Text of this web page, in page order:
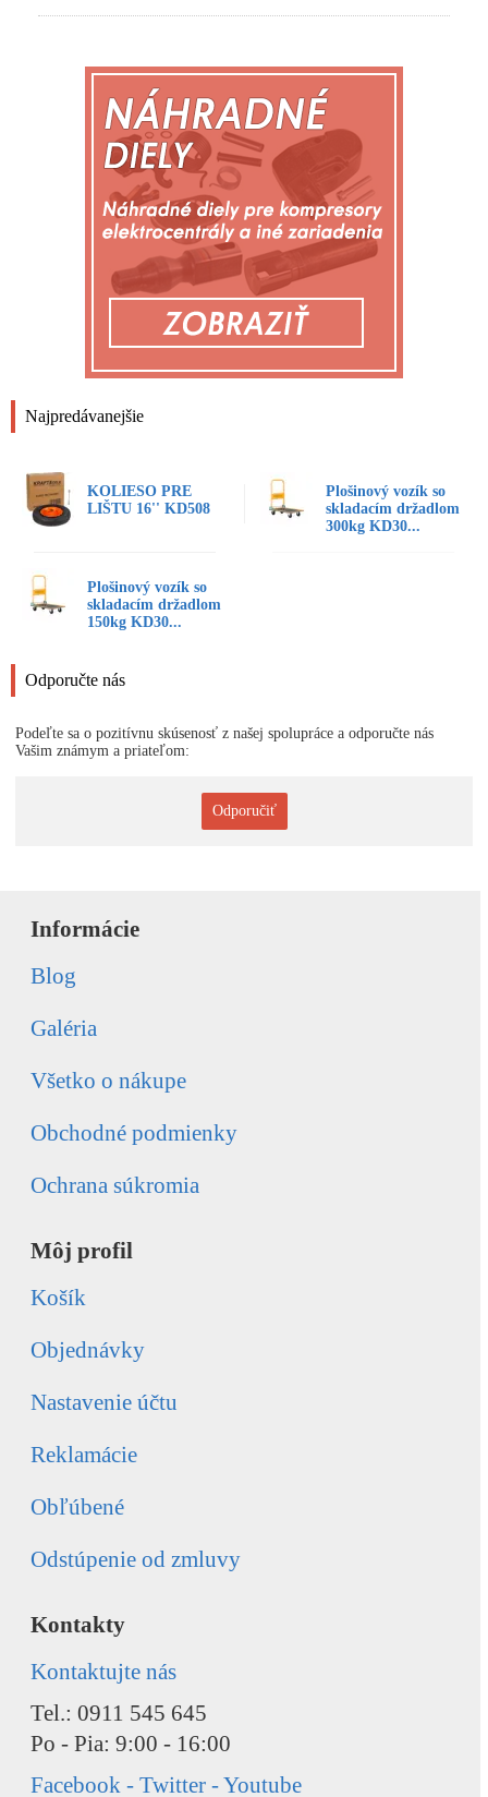
Najpredávanejšie
KOLIESO PRE
LIŠTU 16'' KD508
Plošinový vozík so
skladacím držadlom
300kg KD30...
Plošinový vozík so
skladacím držadlom
150kg KD30...
Odporučte nás
Podeľte sa o pozitívnu skúsenosť z našej spolupráce a odporučte nás
Vašim známym a priateľom:
Odporučiť
Informácie
Blog
Galéria
Všetko o nákupe
Obchodné podmienky
Ochrana súkromia
Môj profil
Košík
Objednávky
Nastavenie účtu
Reklamácie
Obľúbené
Odstúpenie od zmluvy
Kontakty
Kontaktujte nás
Tel.: 0911 545 645
Po - Pia: 9:00 - 16:00
Facebook - Twitter - Youtube